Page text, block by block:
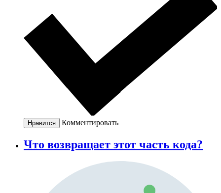
Нравится Комментировать
Что возвращает этот часть кода?